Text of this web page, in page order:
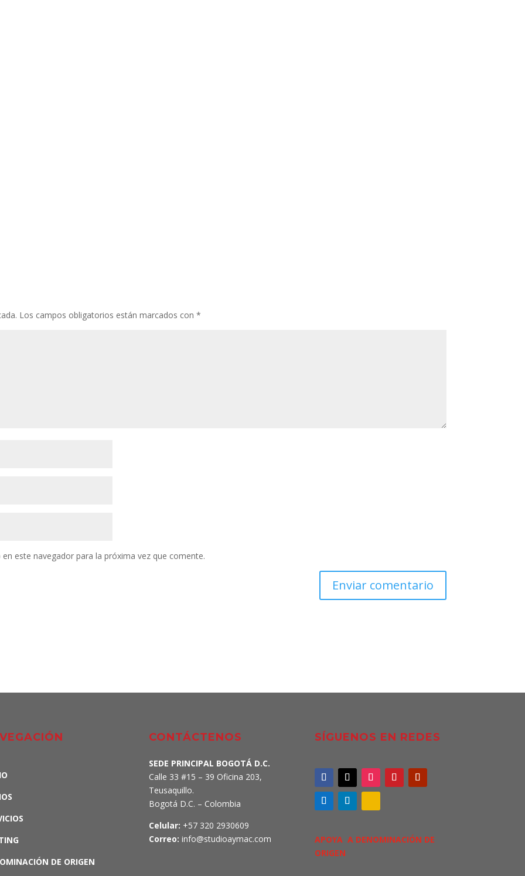
Los campos obligatorios están marcados con*
este navegador para la próxima vez que comente.
DE ORIGEN
CONTÁCTENOS
SEDE PRINCIPAL BOGOTÁ D.C.
Calle 33 #15 – 39 Oficina 203,
Teusaquillo.
Bogotá D.C. – Colombia
Celular: +57 320 2930609
Correo: info@studioaymac.com
SÍGUENOS EN REDES
APOYA A DENOMINACIÓN DE
ORIGEN